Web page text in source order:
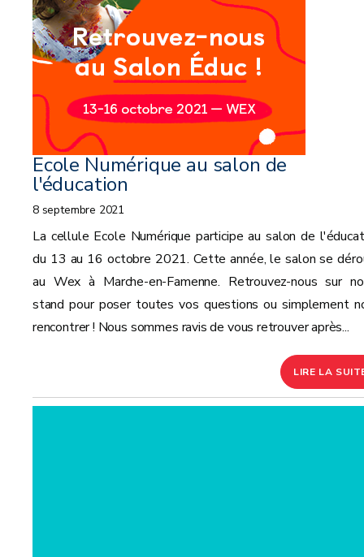
Ecole Numérique au salon de
l'éducation
8 septembre 2021
La cellule Ecole Numérique participe au salon de
du 13 au 16 octobre 2021. Cette année, le salon se
au Wex à Marche-en-Famenne. Retrouvez-nous sur
stand pour poser toutes vos questions ou simplement
rencontrer ! Nous sommes ravis de vous retrouver après...
LIRE LA